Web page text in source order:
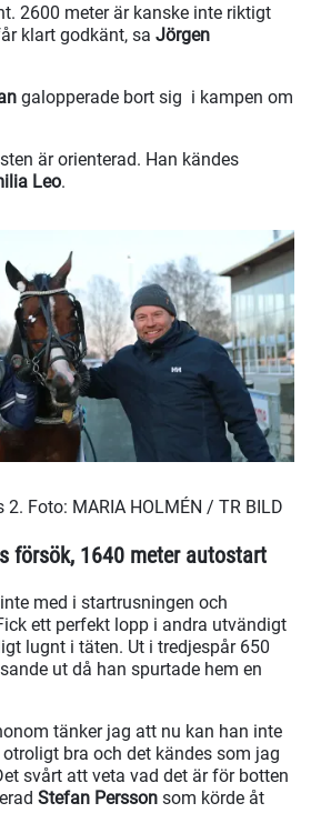
2600 meter är kanske inte riktigt
klart godkänt, sa Jörgen
galopperade bort sig i kampen om
är orienterad. Han kändes
Leo.
2. Foto: MARIA HOLMÉN / TR BILD
försök, 1640 meter autostart
med i startrusningen och
ett perfekt lopp i andra utvändigt
lugnt i täten. Ut i tredjespår 650
ut då han spurtade hem en
tänker jag att nu kan han inte
bra och det kändes som jag
svårt att veta vad det är för botten
Stefan Persson som körde åt